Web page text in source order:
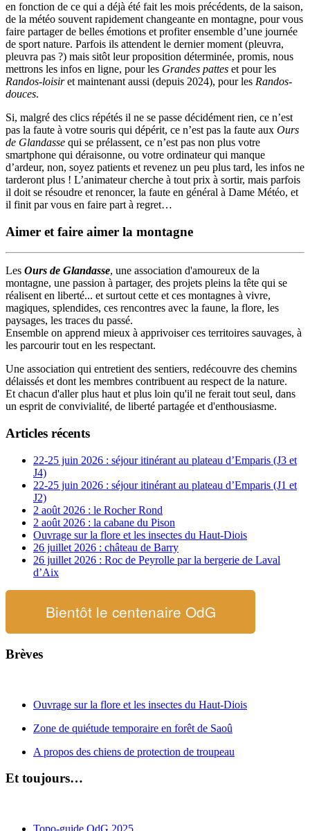
en fonction de ce qui a déjà été fait les mois précédents, de la saison,
de la météo souvent rapidement changeante en montagne, pour vous
faire partager de belles émotions et profiter ensemble d’une journée
de sport nature. Parfois ils attendent le dernier moment (pleuvra,
pleuvra pas ?) mais sitôt leur proposition déterminée, promis, nous
mettrons les infos en ligne, pour les Grandes pattes et pour les
Randos-loisiret maintenant aussi (depuis 2024), pour les Randos-
douces.
Si, malgré des clics répétés il ne se passe décidément rien, ce n’est
pas la faute à votre souris qui dépérit, ce n’est pas la faute aux Ours
de Glandasse qui se prélassent, ce n’est pas non plus votre
smartphone qui déraisonne, ou votre ordinateur qui manque
d’ardeur, non, soyez patients et revenez un peu plus tard, les infos ne
tarderont plus ! L’animateur cherche à tout prix à sortir, mais parfois
il doit se résoudre et renoncer, la faute en général à Dame Météo, et
il finit par vous en faire part à regret…
Aimer et faire aimer la montagne
Les Ours de Glandasse, une association d'amoureux de la
montagne, une passion à partager, des projets pleins la tête qui se
réalisent en liberté... et surtout cette et ces montagnes à vivre,
magiques, splendides, ces rencontres avec la faune, la flore, les
paysages, les traces du passé.
Ensemble on apprend mieux à apprivoiser ces territoires sauvages, à
les parcourir tout en les respectant.
Une association qui entretient des sentiers, redécouvre des chemins
délaissés et dont les membres contribuent au respect de la nature.
Et chacun d'aller plus haut et plus loin qu'il ne ferait tout seul, dans
un esprit de convivialité, de liberté partagée et d'enthousiasme.
Articles récents
22-25 juin 2026 : séjour itinérant au plateau d’Emparis (J3 et
J4)
22-25 juin 2026 : séjour itinérant au plateau d’Emparis (J1 et
J2)
2 août 2026 : le Rocher Rond
2 août 2026 : la cabane du Pison
Ouvrage sur la flore et les insectes du Haut-Diois
26 juillet 2026 : château de Barry
26 juillet 2026 : Roc de Peyrolle par la bergerie de Laval
d’Aix
Bientôt le centenaire OdG
Brèves
Ouvrage sur la flore et les insectes du Haut-Diois
Zone de quiétude temporaire en forêt de Saoû
A propos des chiens de protection de troupeau
Et toujours…